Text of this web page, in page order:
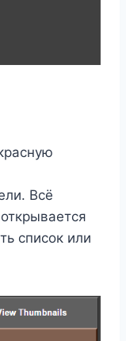
Всё
список или